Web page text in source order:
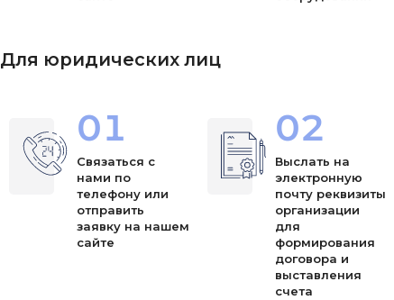
Для юридических лиц
01
Связаться с
нами по
телефону или
отправить
заявку на нашем
сайте
02
Выслать на
электронную
почту реквизиты
организации
для
формирования
договора и
выставления
счета